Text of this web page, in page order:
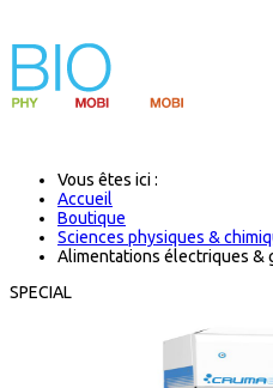
Vous êtes ici :
Accueil
Boutique
Sciences physiques &
Alimentations électriques &
SPECIAL